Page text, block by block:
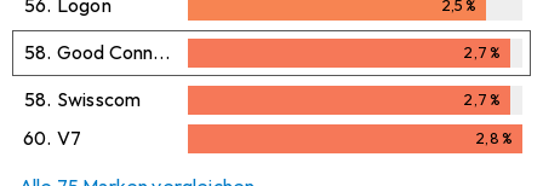
56. Logon 2,5%
2,5%
58. Good Connections 2,7%
2,7%
58. Swisscom 2,7%
2,7%
60. V7 2,8%